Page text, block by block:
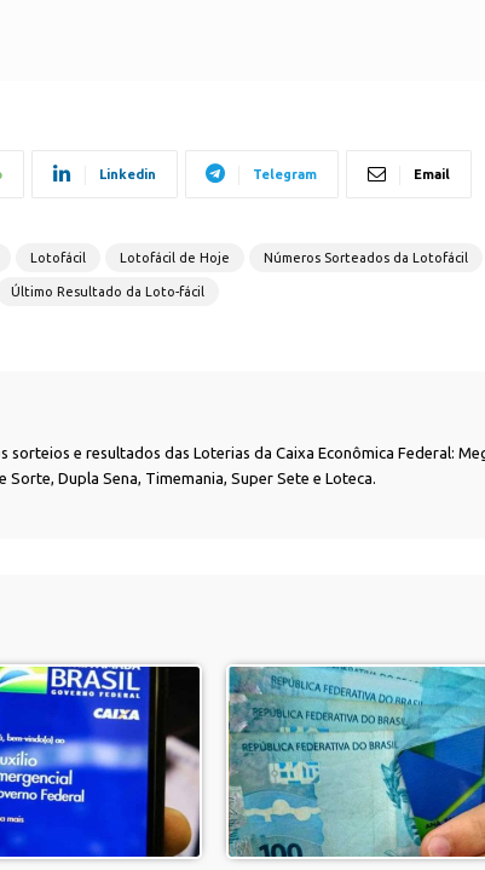
Linkedin Telegram Email
Lotofácil Lotofácil de Hoje Números Sorteados da Lotofácil
Último Resultado da Loto-fácil
sorteios e resultados das Loterias da Caixa Econômica Federal:
Dupla Sena, Timemania, Super Sete e Loteca.